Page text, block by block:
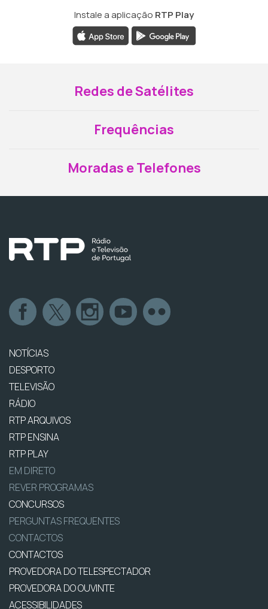
Instale a aplicação RTP Play
Redes de Satélites
Frequências
Moradas e Telefones
NOTÍCIAS
DESPORTO
TELEVISÃO
RÁDIO
RTP ARQUIVOS
RTP ENSINA
RTP PLAY
EM DIRETO
REVER PROGRAMAS
CONCURSOS
PERGUNTAS FREQUENTES
CONTACTOS
CONTACTOS
PROVEDORA DO TELESPECTADOR
PROVEDORA DO OUVINTE
ACESSIBILIDADES